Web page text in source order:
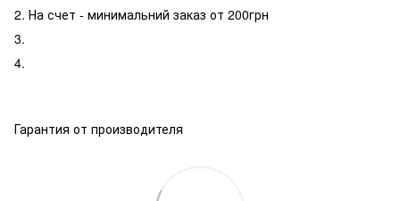
2. На счет - минимальний заказ от 200грн
3.
4.
Гарантия от производителя